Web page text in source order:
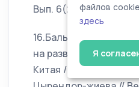
Вып. 6(2). – С. 40–43.
16.Бальчиндоржиева
на развитие как
Китая / О. Б.
файлов
здесь
Я